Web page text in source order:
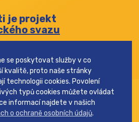
je projekt
svazu
se poskytovat služby v co
kvalitě, proto naše stránky
technologii cookies. Povolení
typů cookies můžete ovládat
informací najdete v našich
o ochraně osobních údajů.